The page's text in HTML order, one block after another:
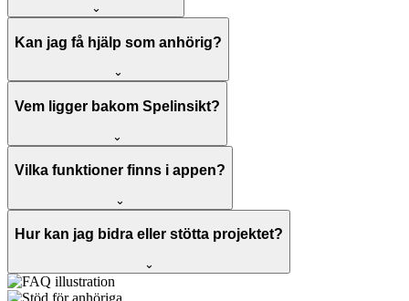
⌄
Kan jag få hjälp som anhörig?
⌄
Vem ligger bakom Spelinsikt?
⌄
Vilka funktioner finns i appen?
⌄
Hur kan jag bidra eller stötta projektet?
⌄